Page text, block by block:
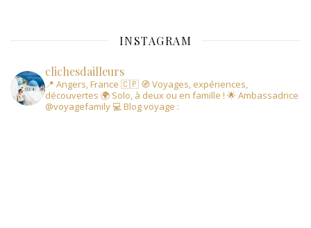
INSTAGRAM
clichesdailleurs
📍 Angers, France 🇨🇵 🧭 Voyages, expériences,
découvertes 🌍 Solo, à deux ou en famille ! 🌟 Ambassadrice
@voyagefamily 💻 Blog voyage :